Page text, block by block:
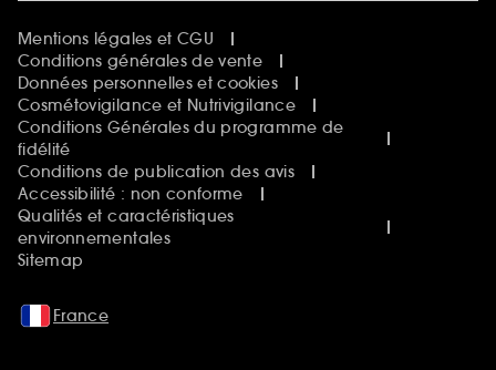
Mentions légales et CGU
Conditions générales de vente
Données personnelles et cookies
Cosmétovigilance et Nutrivigilance
Conditions Générales du programme de
fidélité
Conditions de publication des avis
Accessibilité : non conforme
Qualités et caractéristiques
environnementales
Sitemap
France